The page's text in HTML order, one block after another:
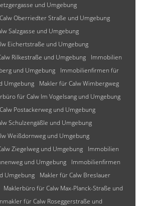
und Umgebung
Oberriedter Straße und Umgebung
Salzgasse und Umgebung
Eichertstraße und Umgebung
Rilkestraße und Umgebung
Immobilien
und Umgebung
Immobilienfirmen für
Umgebung
Makler für Calw Wimbergweg
für Calw Im Vogelsang und Umgebung
Postackerweg und Umgebung
Schulzengäßle und Umgebung
Weißdornweg und Umgebung
Ziegelweg und Umgebung
Immobilien
und Umgebung
Immobilienfirmen
Umgebung
Makler für Calw Breslauer
Maklerbüro für Calw Max-Planck-Straße und
für Calw Roseggerstraße und